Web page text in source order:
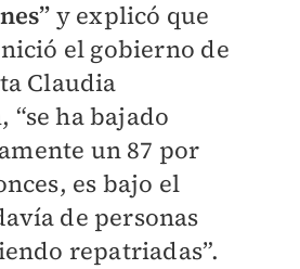
y explicó que
el gobierno de
Claudia
“se ha bajado
un 87 por
es bajo el
de personas
repatriadas”.